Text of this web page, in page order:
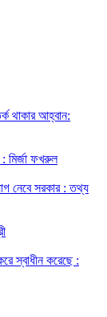
থাকার আহ্বান:
: মির্জা ফখরুল
নেবে সরকার : তথ্য
স্বাধীন করেছে :